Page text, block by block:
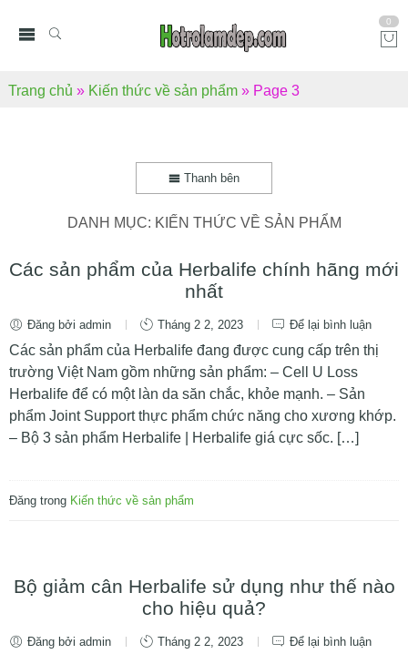
0
Trang chủ » Kiến thức về sản phẩm » Page 3
Thanh bên
DANH MỤC: KIẾN THỨC VỀ SẢN PHẨM
Các sản phẩm của Herbalife chính hãng mới
nhất
Đăng bởi admin Tháng 2 2, 2023 Để lại bình luận
Các sản phẩm của Herbalife đang được cung cấp trên thị
trường Việt Nam gồm những sản phẩm: – Cell U Loss
Herbalife để có một làn da săn chắc, khỏe mạnh. – Sản
phẩm Joint Support thực phẩm chức năng cho xương khớp.
– Bộ 3 sản phẩm Herbalife | Herbalife giá cực sốc. […]
Đăng trong Kiến thức về sản phẩm
Bộ giảm cân Herbalife sử dụng như thế nào
cho hiệu quả?
Đăng bởi admin Tháng 2 2, 2023 Để lại bình luận